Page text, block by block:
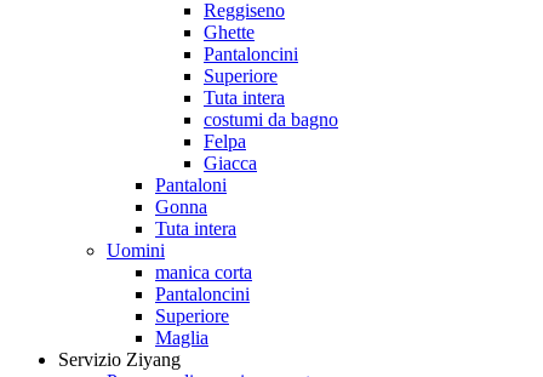
Reggiseno
Ghette
Pantaloncini
Superiore
Tuta intera
costumi da bagno
Felpa
Giacca
Pantaloni
Gonna
Tuta intera
Uomini
manica corta
Pantaloncini
Superiore
Maglia
Servizio Ziyang